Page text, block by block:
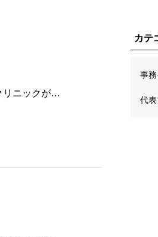
【2040年】新たな地域医療構想とは？病院・クリニックが今すぐ着手すべき経営戦略を徹底解説
カテ
事
代